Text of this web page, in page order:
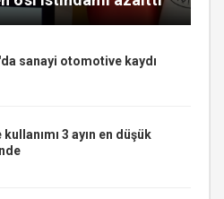
sanayi otomotive kaydı
kullanımı 3 ayın en düşük